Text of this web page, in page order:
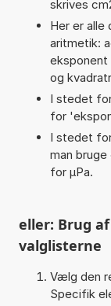
skrives
Her er
aritmetik:
eksponent
og
I stedet for
for
I stedet
man
for µPa.
eller: Brug
valglisterne
Vælg den
Specifik